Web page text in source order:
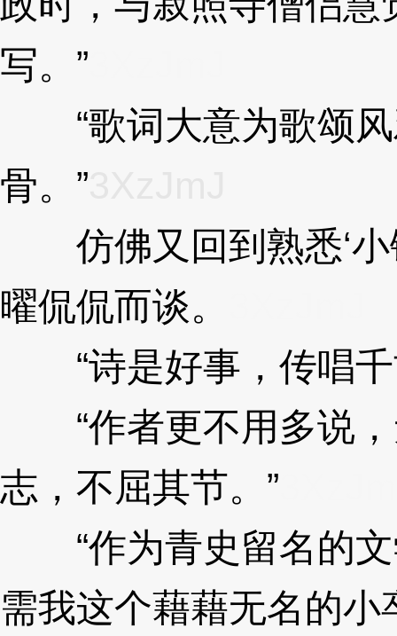
写。”
“歌词大意为歌颂风
骨。”
仿佛又回到熟悉‘小
曜侃侃而谈。
“诗是好事，传唱千
“作者更不用多说，
志，不屈其节。”
“作为青史留名的文
需我这个藉藉无名的小